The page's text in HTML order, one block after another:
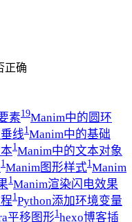
正确
素19Manim中的圆环
线1Manim中的基础
1Manim中的文本对象
1Manim图形样式1Manim
1Manim渲染闪电效果
1Python添加环境变量
平移图形1hexo博客插